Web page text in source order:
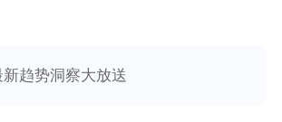
趋势洞察大放送